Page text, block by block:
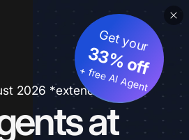
2026 *extended
at
Get your
33% off
+ free AI Agent